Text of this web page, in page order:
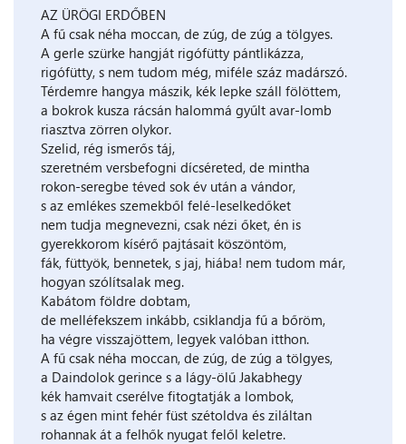
AZ ÜRÖGI ERDŐBEN
A fű csak néha moccan, de zúg, de zúg a tölgyes.
A gerle szürke hangját rigófütty pántlikázza,
rigófütty, s nem tudom még, miféle száz madárszó.
Térdemre hangya mászik, kék lepke száll fölöttem,
a bokrok kusza rácsán halommá gyűlt avar-lomb
riasztva zörren olykor.
Szelid, rég ismerős táj,
szeretném versbefogni dícséreted, de mintha
rokon-seregbe téved sok év után a vándor,
s az emlékes szemekből felé-leselkedőket
nem tudja megnevezni, csak nézi őket, én is
gyerekkorom kísérő pajtásait köszöntöm,
fák, füttyök, bennetek, s jaj, hiába! nem tudom már,
hogyan szólítsalak meg.
Kabátom földre dobtam,
de melléfekszem inkább, csiklandja fű a bőröm,
ha végre visszajöttem, legyek valóban itthon.
A fű csak néha moccan, de zúg, de zúg a tölgyes,
a Daindolok gerince s a lágy-ölű Jakabhegy
kék hamvait cserélve fitogtatják a lombok,
s az égen mint fehér füst szétoldva és ziláltan
rohannak át a felhők nyugat felől keletre.